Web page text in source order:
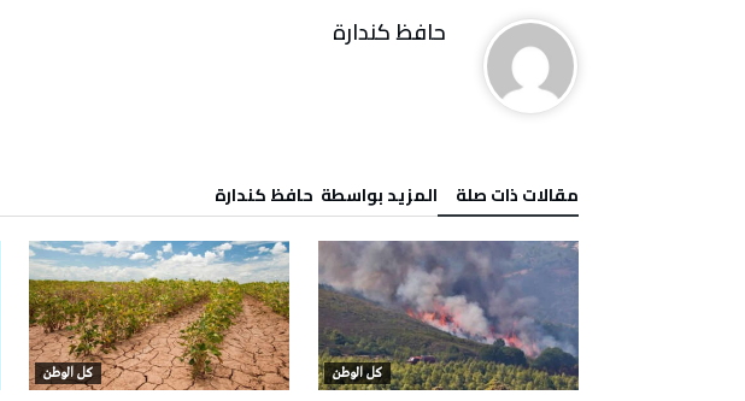
حافظ كندارة
‫مقالات ذات صلة‬ ‫‫المزيد بواسطة‬ ‬ حافظ كندارة
كل الوطن كل الوطن